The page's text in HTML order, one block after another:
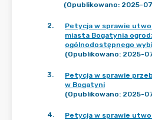
(Opublikowano: 2025-
2.
Petycja w sprawie
miasta Bogatynia
ogólnodostępnego
(Opublikowano: 2025-
3.
Petycja w sprawie
w Bogatyni
(Opublikowano: 2025-
4.
Petycja w sprawie